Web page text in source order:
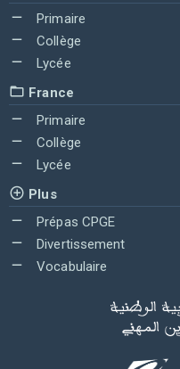
Primaire
Collège
Lycée
France
Primaire
Collège
Lycée
Plus
Prépas CPGE
Divertissement
Vocabulaire